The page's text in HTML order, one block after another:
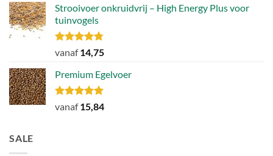
Strooivoer onkruidvrij – High Energy Plus voor
tuinvogels
Gewaardeerd
uit 5
vanaf14,75
Premium Egelvoer
Gewaardeerd
uit 5
vanaf15,84
SALE